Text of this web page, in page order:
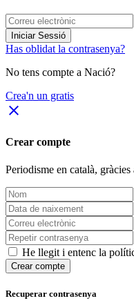
Iniciar Sessió
Has oblidat la contrasenya?
No tens compte a Nació?
Crea'n un gratis
close
Crear compte
Periodisme en català,
He llegit i entenc la
Crear compte
Recuperar contrasenya